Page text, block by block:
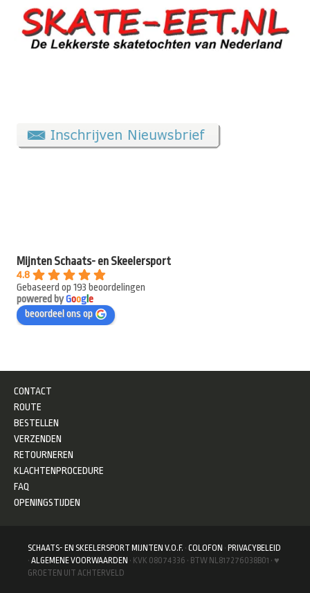
Mijnten Schaats- en Skeelersport
4.8
Gebaseerd op 193 beoordelingen
powered byGooge
beoordeel ons op
CONTACT
ROUTE
BESTELLEN
VERZENDEN
RETOURNEREN
KLACHTENPROCEDURE
FAQ
OPENINGSTIJDEN
SCHAATS- EN SKEELERSPORT MIJNTEN V.O.F. · COLOFON · PRIVACYBELEID
· ALGEMENE VOORWAARDEN · KVK 08074336 · BTW NL817276038B01 · ♥
GROETEN UIT ACHTERVELD